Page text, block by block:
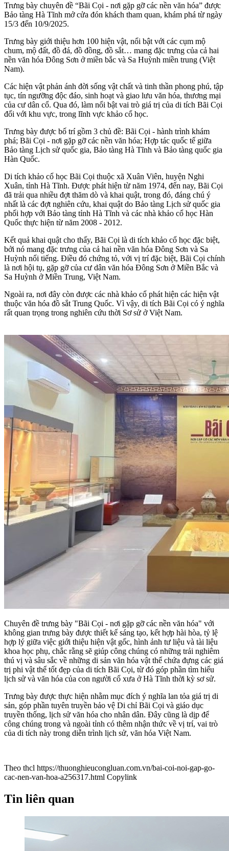
Trưng bày chuyên đề “Bãi Cọi - nơi gặp gỡ các nền văn hóa” được
Bảo tàng Hà Tĩnh mở cửa đón khách tham quan, khám phá từ ngày
15/3 đến 10/9/2025.
Trưng bày giới thiệu hơn 100 hiện vật, nổi bật với các cụm mộ
chum, mộ đất, đồ đá, đồ đồng, đồ sắt… mang đặc trưng của cả hai
nền văn hóa Đông Sơn ở miền bắc và Sa Huỳnh miền trung (Việt
Nam).
Các hiện vật phản ánh đời sống vật chất và tinh thần phong phú, tập
tục, tín ngưỡng độc đáo, sinh hoạt và giao lưu văn hóa, thương mại
của cư dân cổ. Qua đó, làm nổi bật vai trò giá trị của di tích Bãi Cọi
đối với khu vực, trong lĩnh vực khảo cổ học.
Trưng bày được bố trí gồm 3 chủ đề: Bãi Cọi - hành trình khám
phá; Bãi Cọi - nơi gặp gỡ các nền văn hóa; Hợp tác quốc tế giữa
Bảo tàng Lịch sử quốc gia, Bảo tàng Hà Tĩnh và Bảo tàng quốc gia
Hàn Quốc.
Di tích khảo cổ học Bãi Cọi thuộc xã Xuân Viên, huyện Nghi
Xuân, tỉnh Hà Tĩnh. Được phát hiện từ năm 1974, đến nay, Bãi Cọi
đã trải qua nhiều đợt thăm dò và khai quật, trong đó, đáng chú ý
nhất là các đợt nghiên cứu, khai quật do Bảo tàng Lịch sử quốc gia
phối hợp với Bảo tàng tỉnh Hà Tĩnh và các nhà khảo cổ học Hàn
Quốc thực hiện từ năm 2008 - 2012.
Kết quả khai quật cho thấy, Bãi Cọi là di tích khảo cổ học đặc biệt,
bởi nó mang đặc trưng của cả hai nền văn hóa Đông Sơn và Sa
Huỳnh nổi tiếng. Điều đó chứng tỏ, với vị trí đặc biệt, Bãi Cọi chính
là nơi hội tụ, gặp gỡ của cư dân văn hóa Đông Sơn ở Miền Bắc và
Sa Huỳnh ở Miền Trung, Việt Nam.
Ngoài ra, nơi đây còn được các nhà khảo cổ phát hiện các hiện vật
thuộc văn hóa đồ sắt Trung Quốc. Vì vậy, di tích Bãi Cọi có ý nghĩa
rất quan trọng trong nghiên cứu thời Sơ sử ở Việt Nam.
Chuyên đề trưng bày "Bãi Cọi - nơi gặp gỡ các nền văn hóa" với
không gian trưng bày được thiết kế sáng tạo, kết hợp hài hòa, tỷ lệ
hợp lý giữa việc giới thiệu hiện vật gốc, hình ảnh tư liệu và tài liệu
khoa học phụ, chắc rằng sẽ giúp công chúng có những trải nghiêm
thú vị và sâu sắc về những di sản văn hóa vật thể chứa đựng các giá
trị phi vật thể tốt đẹp của di tích Bãi Cọi, từ đó góp phần tìm hiểu
lịch sử và văn hóa của con người cổ xưa ở Hà Tĩnh thời kỳ sơ sử.
Trưng bày được thực hiện nhằm mục đích ý nghĩa lan tỏa giá trị di
sản, góp phần tuyên truyền bảo vệ Di chỉ Bãi Cọi và giáo dục
truyền thống, lịch sử văn hóa cho nhân dân. Đây cũng là dịp để
công chúng trong và ngoài tỉnh có thêm nhận thức về vị trí, vai trò
của di tích này trong diễn trình lịch sử, văn hóa Việt Nam.
Theo thcl https://thuonghieucongluan.com.vn/bai-coi-noi-gap-go-
cac-nen-van-hoa-a256317.html Copylink
Tin liên quan